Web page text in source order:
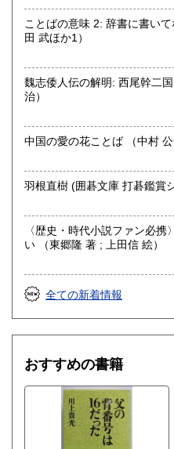
ことばの意味 2: 辞書に書いて
田 武ほか1）
魏志倭人伝の解明: 西尾幹二国民の
治）
中国の愛の花ことば （
〈歴史・時代小説ファン必
い （東郷隆 著 ; 上田信 絵）
全ての新着情報
おすすめの書籍